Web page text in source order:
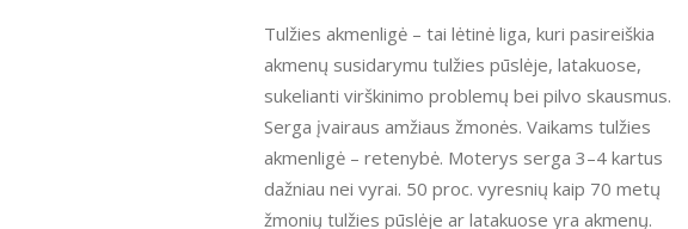
Tulžies akmenligė – tai lėtinė liga, kuri pasireiškia
akmenų susidarymu tulžies pūslėje, latakuose,
sukelianti virškinimo problemų bei pilvo skausmus.
Serga įvairaus amžiaus žmonės. Vaikams tulžies
akmenligė – retenybė. Moterys serga 3–4 kartus
dažniau nei vyrai. 50 proc. vyresnių kaip 70 metų
žmonių tulžies pūslėje ar latakuose yra akmenų.